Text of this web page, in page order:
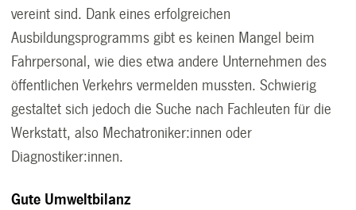
vereint sind. Dank eines erfolgreichen
Ausbildungsprogramms gibt es keinen Mangel beim
Fahrpersonal, wie dies etwa andere Unternehmen des
öffentlichen Verkehrs vermelden mussten. Schwierig
gestaltet sich jedoch die Suche nach Fachleuten für die
Werkstatt, also Mechatroniker:innen oder
Diagnostiker:innen.
Gute Umweltbilanz